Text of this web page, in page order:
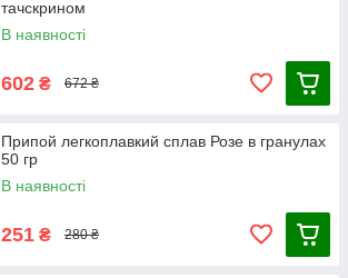
тачскрином
В наявності
602 ₴ 672 ₴
Припой легкоплавкий сплав Розе в гранулах
50 гр
В наявності
251 ₴ 280 ₴